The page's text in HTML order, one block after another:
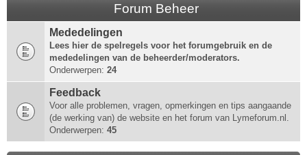
Forum Beheer
Mededelingen
Lees hier de spelregels voor het forumgebruik en de
mededelingen van de beheerder/moderators.
Onderwerpen: 24
Feedback
Voor alle problemen, vragen, opmerkingen en tips aangaande
(de werking van) de website en het forum van Lymeforum.nl.
Onderwerpen: 45